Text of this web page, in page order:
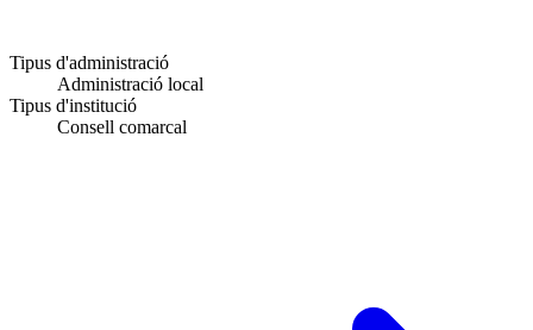
Tipus d'administració
Administració local
Tipus d'institució
Consell comarcal